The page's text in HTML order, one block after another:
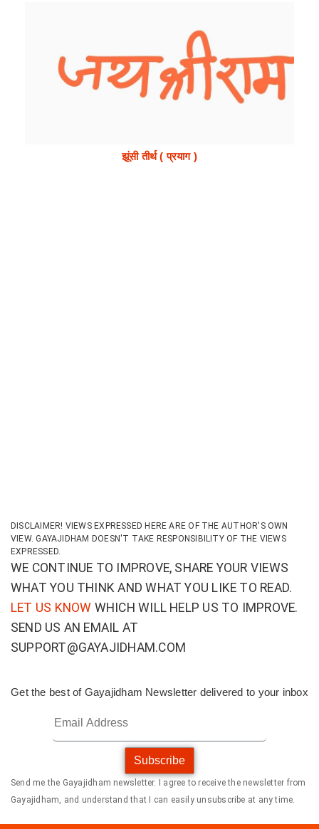
झूंसी तीर्थ ( प्रयाग )
DISCLAIMER! VIEWS EXPRESSED HERE ARE OF THE AUTHOR'S OWN
VIEW. GAYAJIDHAM DOESN'T TAKE RESPONSIBILITY OF THE VIEWS
EXPRESSED.
WE CONTINUE TO IMPROVE, SHARE YOUR VIEWS
WHAT YOU THINK AND WHAT YOU LIKE TO READ.
LET US KNOW WHICH WILL HELP US TO IMPROVE.
SEND US AN EMAIL AT
SUPPORT@GAYAJIDHAM.COM
Get the best of Gayajidham Newsletter delivered to your inbox
Subscribe
Send me the Gayajidham newsletter. I agree to receive the newsletter from
Gayajidham, and understand that I can easily unsubscribe at any time.